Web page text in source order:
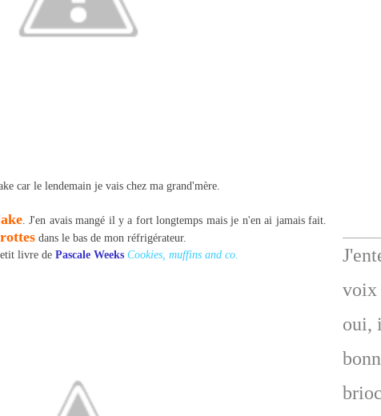
car le lendemain je vais chez ma grand'mère.
. J'en avais mangé il y a fort longtemps mais je n'en ai jamais fait.
dans le bas de mon réfrigérateur.
livre de Pascale Weeks Cookies, muffins and co.
voix
oui,